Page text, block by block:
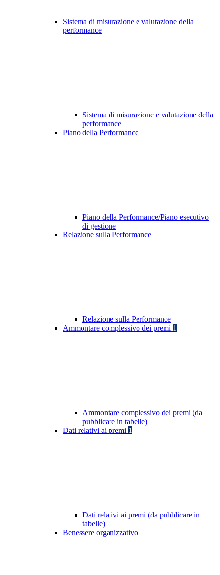
Sistema di misurazione e valutazione della
performance
Sistema di misurazione e valutazione della
performance
Piano della Performance
Piano della Performance/Piano esecutivo
di gestione
Relazione sulla Performance
Relazione sulla Performance
Ammontare complessivo dei premi 1
Ammontare complessivo dei premi (da
pubblicare in tabelle)
Dati relativi ai premi 1
Dati relativi ai premi (da pubblicare in
tabelle)
Benessere organizzativo